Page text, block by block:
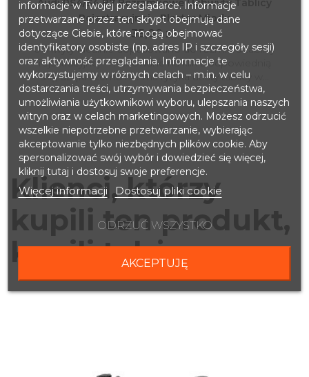
Audi RS4/S4 B7 Bezramkowe Uchwyty Tablicy
Rejestracyjnej - Plaster Miodu
35,00 zł
Uchwyty idealnie dopasowano do rozmiaru tablicy
rejestracyjnej - mocowane na klik z odpowiednią
siłą, dzięki czemu nie ma ryzyka utraty tablicy w...
Klienci, którzy
kupili ten produkt,
kupili także:
informacje w Twojej przeglądarce. Informacje
przetwarzane przez ten skrypt obejmują dane
dotyczące Ciebie, które mogą obejmować
identyfikatory osobiste (np. adres IP i szczegóły sesji)
oraz aktywność przeglądania. Informacje te
wykorzystujemy w różnych celach – m.in. w celu
dostarczania treści, utrzymywania bezpieczeństwa,
umożliwiania użytkownikowi wyboru, ulepszania naszych
witryn oraz w celach marketingowych. Możesz odrzucić
wszelkie niepotrzebne przetwarzanie, wybierając
akceptowanie tylko niezbędnych plików cookie. Aby
spersonalizować swój wybór i dowiedzieć się więcej,
kliknij tutaj i dostosuj swoje preferencje.
Więcej informacji Dostosuj pliki cookie
ODRZUĆ WSZYSTKO
AKCEPTUJĘ